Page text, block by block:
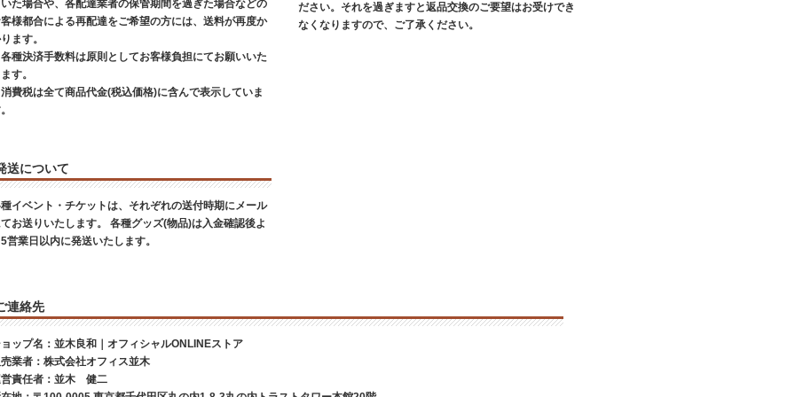
た場合や、各配達業者の保管期間を過ぎた場合などの
様都合による再配達をご希望の方には、送料が再度か
ます。
種決済手数料は原則としてお客様負担にてお願いいた
す。
費税は全て商品代金(税込価格)に含んで表示していま
送について
イベント・チケットは、それぞれの送付時期にメール
お送りいたします。 各種グッズ(物品)は入金確認後よ
営業日以内に発送いたします。
ださい。それを過ぎますと返品交換のご要望はお受けでき
なくなりますので、ご了承ください。
連絡先
ップ名：並木良和｜オフィシャルONLINEストア
業者：株式会社オフィス並木
責任者：並木 健二